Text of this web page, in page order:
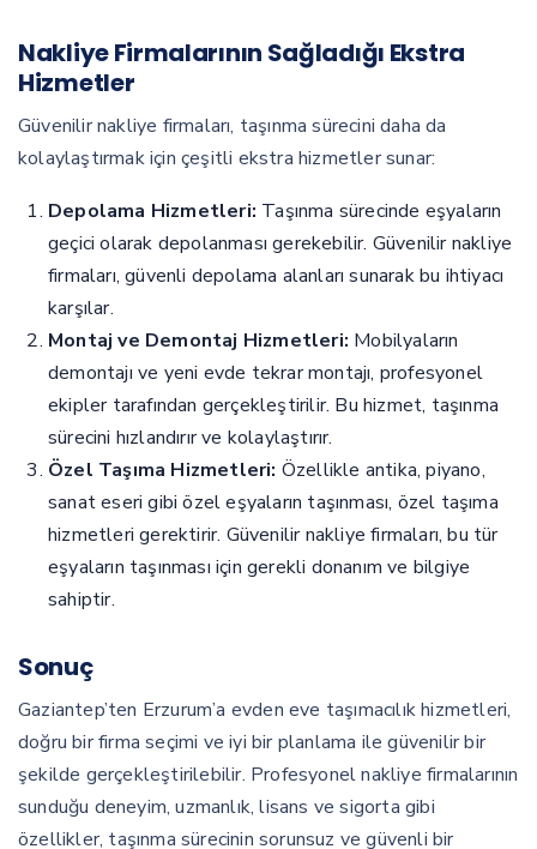
Nakliye Firmalarının Sağladığı Ekstra
Hizmetler
Güvenilir nakliye firmaları, taşınma sürecini daha da
kolaylaştırmak için çeşitli ekstra hizmetler sunar:
Depolama Hizmetleri: Taşınma sürecinde eşyaların
geçici olarak depolanması gerekebilir. Güvenilir nakliye
firmaları, güvenli depolama alanları sunarak bu ihtiyacı
karşılar.
Montaj ve Demontaj Hizmetleri: Mobilyaların
demontajı ve yeni evde tekrar montajı, profesyonel
ekipler tarafından gerçekleştirilir. Bu hizmet, taşınma
sürecini hızlandırır ve kolaylaştırır.
Özel Taşıma Hizmetleri: Özellikle antika, piyano,
sanat eseri gibi özel eşyaların taşınması, özel taşıma
hizmetleri gerektirir. Güvenilir nakliye firmaları, bu tür
eşyaların taşınması için gerekli donanım ve bilgiye
sahiptir.
Sonuç
Gaziantep’ten Erzurum’a evden eve taşımacılık hizmetleri,
doğru bir firma seçimi ve iyi bir planlama ile güvenilir bir
şekilde gerçekleştirilebilir. Profesyonel nakliye firmalarının
sunduğu deneyim, uzmanlık, lisans ve sigorta gibi
özellikler, taşınma sürecinin sorunsuz ve güvenli bir